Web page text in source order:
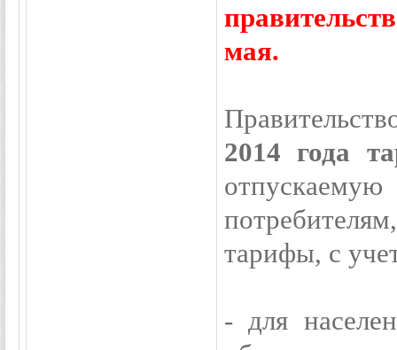
мая.
2014 года
тарифы, с
- для